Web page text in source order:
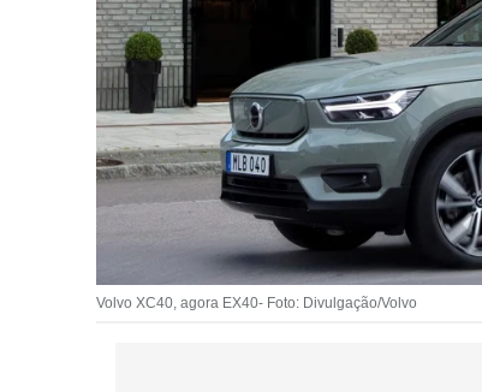
Volvo XC40, agora EX40- Foto: Divulgação/Volvo